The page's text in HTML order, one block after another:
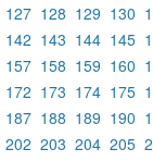
127 128 129 130
142 143 144 145
157 158 159 160
172 173 174 175
187 188 189 190
202 203 204 205